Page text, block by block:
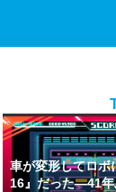
車が変形してロボ
16』だった―41年